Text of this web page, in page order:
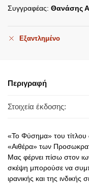
Συγγραφέας: Θανάσης
Εξαντλημένο
Περιγραφή
Στοιχεία έκδοσης:
«Το Φύσημα» του τίτλου
«Αιθέρα» των
Μας φέρνει πίσω στον
σκέψη μπορούσε να
ιρανικής και της